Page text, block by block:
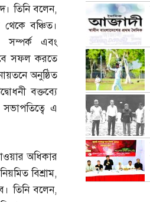
তিনি বলেন,
বঞ্চিত।
সম্পর্ক এবং
সফল করতে
অনুষ্ঠিত
বক্তব্যে
এ
অধিকার
বিশ্রাম,
তিনি বলেন,